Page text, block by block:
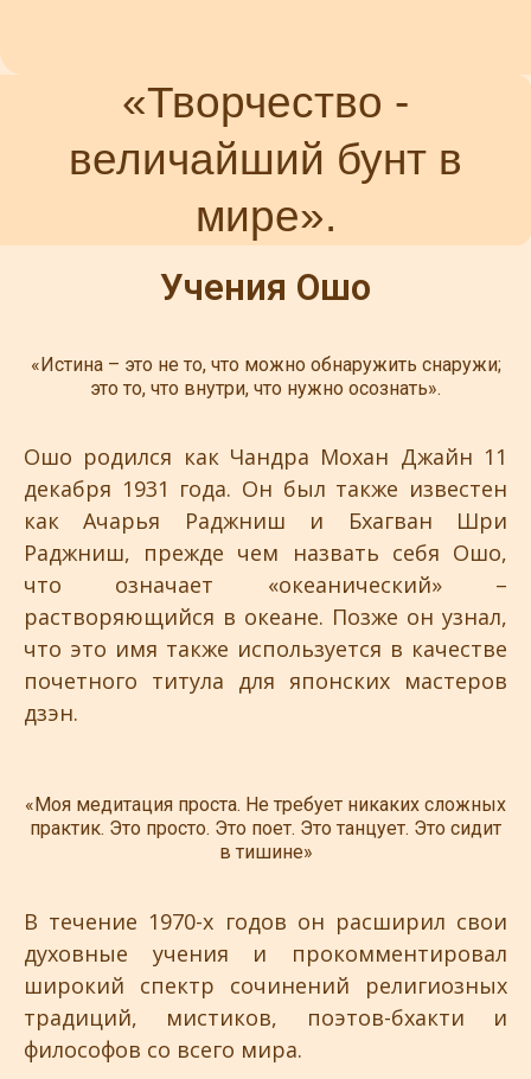
«Творчество -
величайший бунт в
мире».
Учения Ошо
«Истина – это не то, что можно обнаружить снаружи;
это то, что внутри, что нужно осознать».
Ошо родился как Чандра Мохан Джайн 11
декабря 1931 года. Он был также известен
как Ачарья Раджниш и Бхагван Шри
Раджниш, прежде чем назвать себя Ошо,
что означает «океанический» –
растворяющийся в океане. Позже он узнал,
что это имя также используется в качестве
почетного титула для японских мастеров
дзэн.
«Моя медитация проста. Не требует никаких сложных
практик. Это просто. Это поет. Это танцует. Это сидит
в тишине»
В течение 1970-х годов он расширил свои
духовные учения и прокомментировал
широкий спектр сочинений религиозных
традиций, мистиков, поэтов-бхакти и
философов со всего мира.